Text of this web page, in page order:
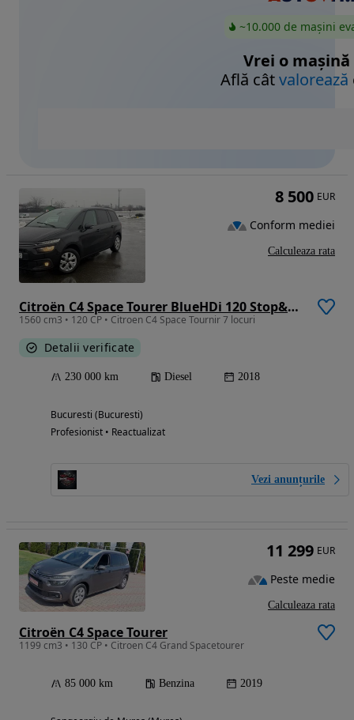
~10.000 de mașini
Vrei o mașină
Află câtvalorează
Citroën C4 Space Tourer BlueHDi 120 Stop&Start EAT6 SELECTION
1560 cm3 • 120 CP • Citroen C4 Space Tournir 7 locuri
Detalii verificate
230 000 km Diesel 2018
Bucuresti (Bucuresti)
Profesionist • Reactualizat
Vezi anunțurile
8 500 EUR
Conform mediei
Calculeaza rata
Citroën C4 Space Tourer
1199 cm3 • 130 CP • Citroen C4 Grand Spacetourer
85 000 km Benzina 2019
11 299 EUR
Peste medie
Calculeaza rata